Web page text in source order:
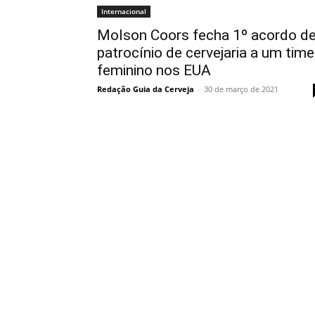
Internacional
Molson Coors fecha 1º acordo
patrocínio de cervejaria a um time
feminino nos EUA
Redação Guia da Cerveja - 30 de março de 2021